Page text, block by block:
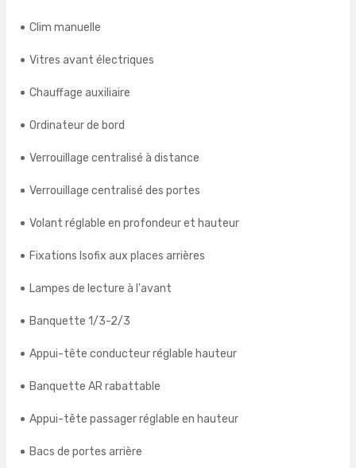
Clim manuelle
Vitres avant électriques
Chauffage auxiliaire
Ordinateur de bord
Verrouillage centralisé à distance
Verrouillage centralisé des portes
Volant réglable en profondeur et hauteur
Fixations Isofix aux places arrières
Lampes de lecture à l'avant
Banquette 1/3-2/3
Appui-tête conducteur réglable hauteur
Banquette AR rabattable
Appui-tête passager réglable en hauteur
Bacs de portes arrière